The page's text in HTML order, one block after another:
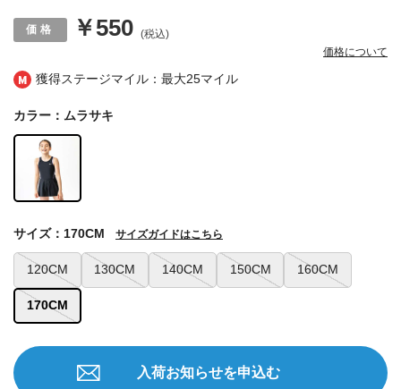
獲得ステージマイル：最大25マイル
￥550 (税込)
価格について
カラー：ムラサキ
120CM 130CM 140CM 150CM 160CM
170CM
サイズ：170CM サイズガイドはこちら
入荷お知らせを申込む